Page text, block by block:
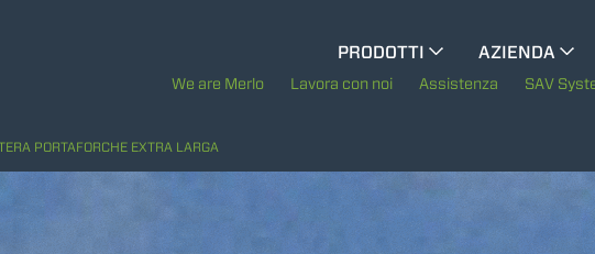
PRODOTTI
AZIENDA
La storia di
We are Merlo Lavora con noi Assistenza SAV
CINGO ELETTRICO
PORTAFORCHE EXTRA LARGA